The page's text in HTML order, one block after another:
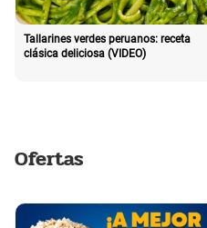
Tallarines verdes peruanos: receta
clásica deliciosa (VIDEO)
Ofertas